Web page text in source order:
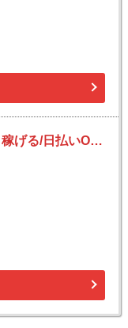
【深夜】0時～5時/週1日～/効率良く稼げる/日払いOK(規定有)/副業可/フリーター活躍/未経験歓迎